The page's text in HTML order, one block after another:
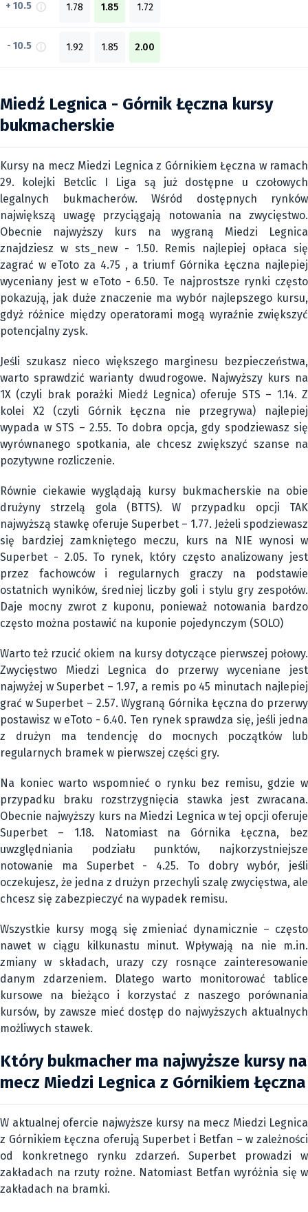
+ 10.5 1.78 1.85 1.72
- 10.5 1.92 1.85 2.00
Miedź Legnica - Górnik Łęczna kursy
bukmacherskie
Kursy na mecz Miedzi Legnica z Górnikiem Łęczna w ramach
29. kolejki Betclic I Liga są już dostępne u czołowych
legalnych bukmacherów. Wśród dostępnych rynków
największą uwagę przyciągają notowania na zwycięstwo.
Obecnie najwyższy kurs na wygraną Miedzi Legnica
znajdziesz w sts_new - 1.50. Remis najlepiej opłaca się
zagrać w eToto za 4.75 , a triumf Górnika Łęczna najlepiej
wyceniany jest w eToto - 6.50. Te najprostsze rynki często
pokazują, jak duże znaczenie ma wybór najlepszego kursu,
gdyż różnice między operatorami mogą wyraźnie zwiększyć
potencjalny zysk.
Jeśli szukasz nieco większego marginesu bezpieczeństwa,
warto sprawdzić warianty dwudrogowe. Najwyższy kurs na
1X (czyli brak porażki Miedź Legnica) oferuje STS – 1.14. Z
kolei X2 (czyli Górnik Łęczna nie przegrywa) najlepiej
wypada w STS – 2.55. To dobra opcja, gdy spodziewasz się
wyrównanego spotkania, ale chcesz zwiększyć szanse na
pozytywne rozliczenie.
Równie ciekawie wyglądają kursy bukmacherskie na obie
drużyny strzelą gola (BTTS). W przypadku opcji TAK
najwyższą stawkę oferuje Superbet – 1.77. Jeżeli spodziewasz
się bardziej zamkniętego meczu, kurs na NIE wynosi w
Superbet - 2.05. To rynek, który często analizowany jest
przez fachowców i regularnych graczy na podstawie
ostatnich wyników, średniej liczby goli i stylu gry zespołów.
Daje mocny zwrot z kuponu, ponieważ notowania bardzo
często można postawić na kuponie pojedynczym (SOLO)
Warto też rzucić okiem na kursy dotyczące pierwszej połowy.
Zwycięstwo Miedzi Legnica do przerwy wyceniane jest
najwyżej w Superbet – 1.97, a remis po 45 minutach najlepiej
grać w Superbet – 2.57. Wygraną Górnika Łęczna do przerwy
postawisz w eToto - 6.40. Ten rynek sprawdza się, jeśli jedna
z drużyn ma tendencję do mocnych początków lub
regularnych bramek w pierwszej części gry.
Na koniec warto wspomnieć o rynku bez remisu, gdzie w
przypadku braku rozstrzygnięcia stawka jest zwracana.
Obecnie najwyższy kurs na Miedzi Legnica w tej opcji oferuje
Superbet – 1.18. Natomiast na Górnika Łęczna, bez
uwzględniania podziału punktów, najkorzystniejsze
notowanie ma Superbet - 4.25. To dobry wybór, jeśli
oczekujesz, że jedna z drużyn przechyli szalę zwycięstwa, ale
chcesz się zabezpieczyć na wypadek remisu.
Wszystkie kursy mogą się zmieniać dynamicznie – często
nawet w ciągu kilkunastu minut. Wpływają na nie m.in.
zmiany w składach, urazy czy rosnące zainteresowanie
danym zdarzeniem. Dlatego warto monitorować tablice
kursowe na bieżąco i korzystać z naszego porównania
kursów, by zawsze mieć dostęp do najwyższych aktualnych
możliwych stawek.
Który bukmacher ma najwyższe kursy na
mecz Miedzi Legnica z Górnikiem Łęczna
W aktualnej ofercie najwyższe kursy na mecz Miedzi Legnica
z Górnikiem Łęczna oferują Superbet i Betfan – w zależności
od konkretnego rynku zdarzeń. Superbet prowadzi w
zakładach na rzuty rożne. Natomiast Betfan wyróżnia się w
zakładach na bramki.